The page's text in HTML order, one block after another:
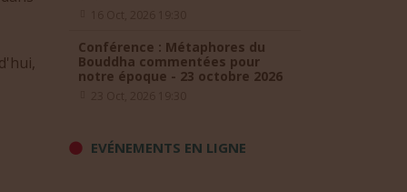
Conférence : Métaphores du
Bouddha commentées pour
notre époque - 23 octobre 2026
EVÉNEMENTS EN LIGNE